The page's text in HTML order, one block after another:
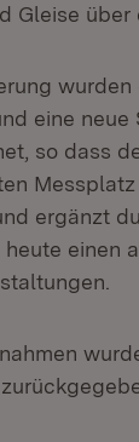
Gleise über
eine
so dass
ergänzt
einen